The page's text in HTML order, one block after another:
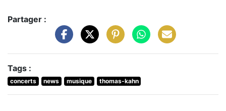
Partager :
Tags :
concerts news musique thomas-kahn